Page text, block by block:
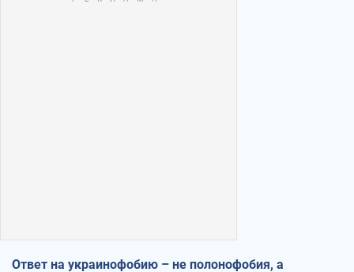
Ответ на украинофобию – не полонофобия, а